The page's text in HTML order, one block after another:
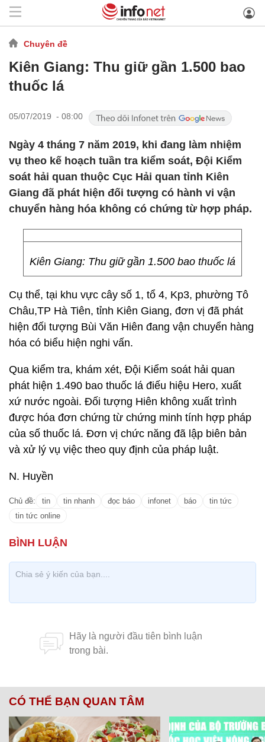
Chuyên đề
Kiên Giang: Thu giữ gần 1.500 bao
thuốc lá
05/07/2019 - 08:00
Ngày 4 tháng 7 năm 2019, khi đang làm nhiệm
vụ theo kế hoạch tuần tra kiểm soát, Đội Kiểm
soát hải quan thuộc Cục Hải quan tỉnh Kiên
Giang đã phát hiện đối tượng có hành vi vận
chuyển hàng hóa không có chứng từ hợp pháp.
Kiên Giang: Thu giữ gần 1.500 bao thuốc lá
Cụ thể, tại khu vực cây số 1, tổ 4, Kp3, phường Tô
Châu,TP Hà Tiên, tỉnh Kiên Giang, đơn vị đã phát
hiện đối tượng Bùi Văn Hiên đang vận chuyển hàng
hóa có biểu hiện nghi vấn.
Qua kiểm tra, khám xét, Đội Kiểm soát hải quan
phát hiện 1.490 bao thuốc lá điếu hiệu Hero, xuất
xứ nước ngoài. Đối tượng Hiên không xuất trình
được hóa đơn chứng từ chứng minh tính hợp pháp
của số thuốc lá. Đơn vị chức năng đã lập biên bản
và xử lý vụ việc theo quy định của pháp luật.
N. Huyền
Chủ đề: tin tin nhanh đọc báo infonet báo
tin tức
tin tức online
CÓ THỂ BẠN QUAN TÂM